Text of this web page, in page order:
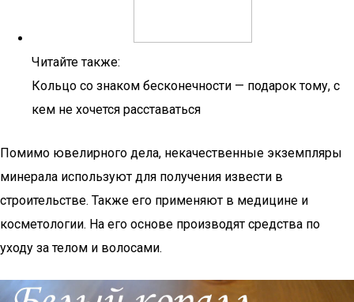
Читайте также:
Кольцо со знаком бесконечности — подарок тому, с
кем не хочется расставаться
Помимо ювелирного дела, некачественные экземпляры
минерала используют для получения извести в
строительстве. Также его применяют в медицине и
косметологии. На его основе производят средства по
уходу за телом и волосами.